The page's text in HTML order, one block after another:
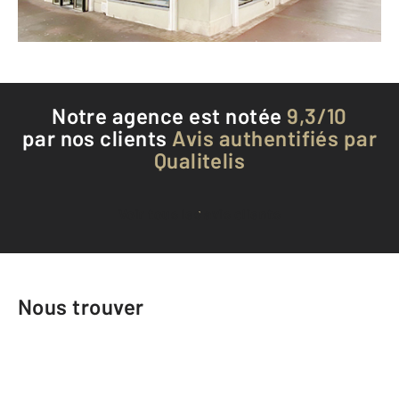
Téléphoner à l'agence
Notre agence est notée 9,3/10
par nos clients Avis authentifiés par
Qualitelis
Voir tous les avis clients
Nous trouver